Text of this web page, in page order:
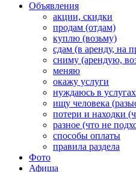
Объявления
акции, скидки
продам (отдам)
куплю (возьму)
сдам (в аренду, на
сниму (арендую,
меняю
окажу услуги
нуждаюсь в
ищу человека
потери и находки
разное (что не
способы оплаты
правила раздела
Фото
Афиша